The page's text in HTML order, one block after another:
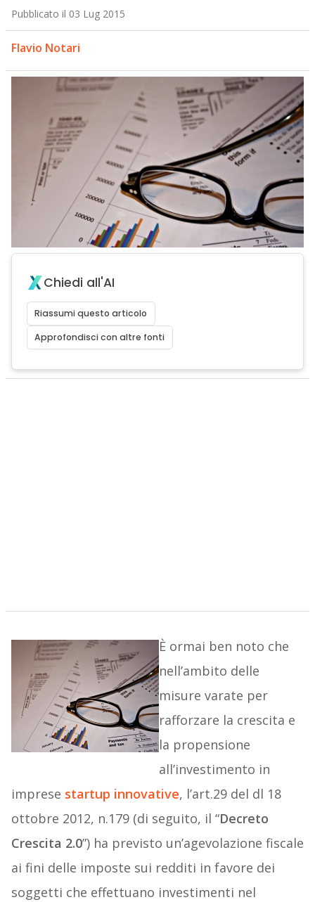
Pubblicato il 03 Lug 2015
Flavio Notari
Chiedi all'AI
Riassumi questo articolo
Approfondisci con altre fonti
È ormai ben noto che
nell’ambito delle
misure varate per
rafforzare la crescita e
la propensione
all’investimento in
imprese startup innovative, l’art.29 del dl 18
ottobre 2012, n.179 (di seguito, il “Decreto
Crescita 2.0”) ha previsto un’agevolazione fiscale
ai fini delle imposte sui redditi in favore dei
soggetti che effettuano investimenti nel